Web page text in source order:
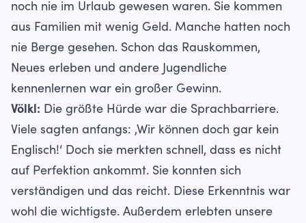
noch nie im Urlaub gewesen waren. Sie kommen
aus Familien mit wenig Geld. Manche hatten noch
nie Berge gesehen. Schon das Rauskommen,
Neues erleben und andere Jugendliche
kennenlernen war ein großer Gewinn.
Völkl: Die größte Hürde war die Sprachbarriere.
Viele sagten anfangs: ‚Wir können doch gar kein
Englisch!‘ Doch sie merkten schnell, dass es nicht
auf Perfektion ankommt. Sie konnten sich
verständigen und das reicht. Diese Erkenntnis war
wohl die wichtigste. Außerdem erlebten unsere